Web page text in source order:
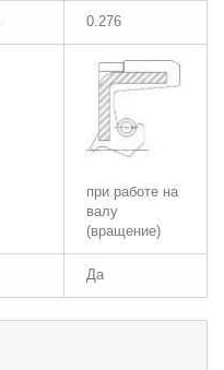
0.276
при работе на
валу
(вращение)
Да